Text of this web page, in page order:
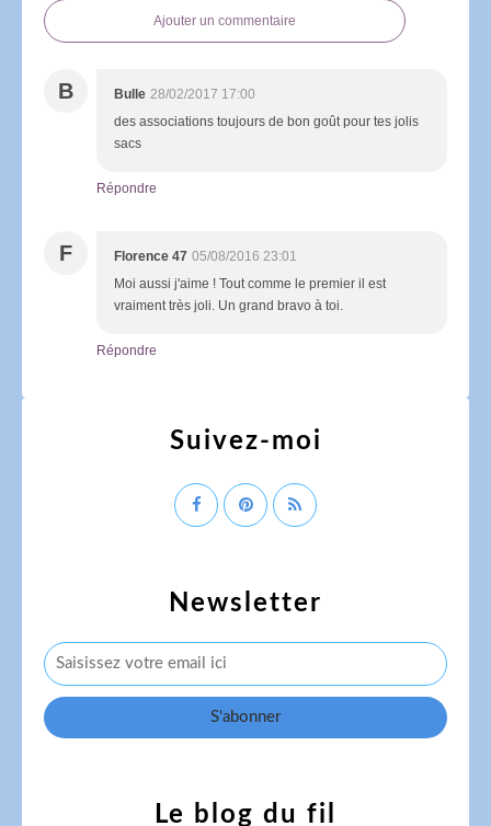
Ajouter un commentaire
B Bulle 28/02/2017 17:00
des associations toujours de bon goût pour tes jolis
sacs
Répondre
F Florence 47 05/08/2016 23:01
Moi aussi j'aime ! Tout comme le premier il est
vraiment très joli. Un grand bravo à toi.
Répondre
Newsletter
Le blog du fil
Suivez-moi